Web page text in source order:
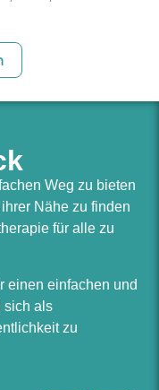
Weg zu bieten
Nähe zu finden
für alle zu
einen einfachen und
sich als
zu